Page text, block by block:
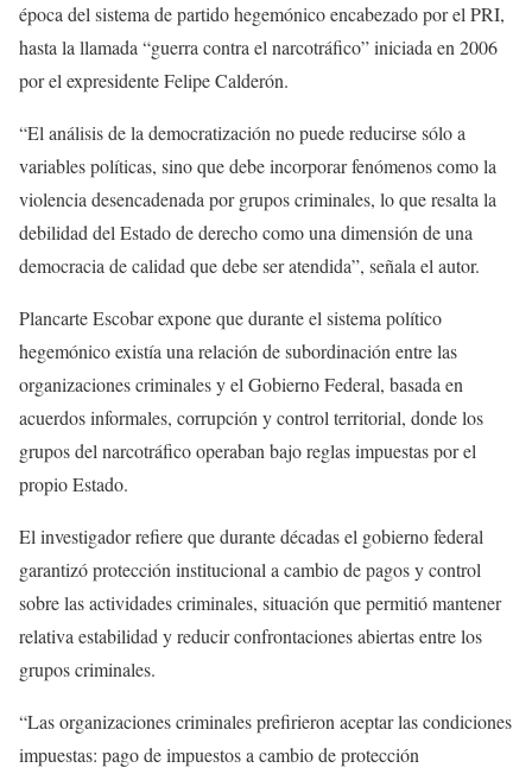
época del sistema de partido hegemónico encabezado por el PRI,
hasta la llamada “guerra contra el narcotráfico” iniciada en 2006
por el expresidente Felipe Calderón.
“El análisis de la democratización no puede reducirse sólo a
variables políticas, sino que debe incorporar fenómenos como la
violencia desencadenada por grupos criminales, lo que resalta la
debilidad del Estado de derecho como una dimensión de una
democracia de calidad que debe ser atendida”, señala el autor.
Plancarte Escobar expone que durante el sistema político
hegemónico existía una relación de subordinación entre las
organizaciones criminales y el Gobierno Federal, basada en
acuerdos informales, corrupción y control territorial, donde los
grupos del narcotráfico operaban bajo reglas impuestas por el
propio Estado.
El investigador refiere que durante décadas el gobierno federal
garantizó protección institucional a cambio de pagos y control
sobre las actividades criminales, situación que permitió mantener
relativa estabilidad y reducir confrontaciones abiertas entre los
grupos criminales.
“Las organizaciones criminales prefirieron aceptar las condiciones
impuestas: pago de impuestos a cambio de protección